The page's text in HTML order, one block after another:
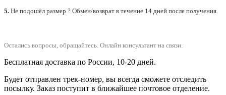
5. Не подошёл размер ? Обмен/возврат в течение 14 дней после получения.
Остались вопросы, обращайтесь. Онлайн консультант на связи.
Бесплатная доставка по России, 10-20 дней.
Будет отправлен трек-номер, вы всегда сможете отследить
посылку. Заказ поступит в ближайшее почтовое отделение.